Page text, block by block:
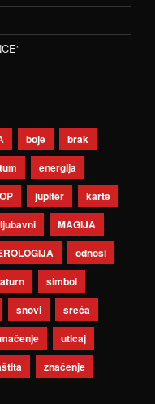
boje
brak
energija
jupiter
karte
ljubavni
MAGIJA
odnosi
simbol
snovi
sreća
uticaj
značenje